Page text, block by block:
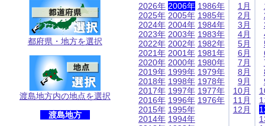
都府県・地方を選択
渡島地方内の地点を選択
渡島地方
2026年
2025年
2024年
2023年
2022年
2021年
2020年
2019年
2018年
2017年
2016年
2015年
2014年
2006年
2005年
2004年
2003年
2002年
2001年
2000年
1999年
1998年
1997年
1996年
1995年
1994年
1986年
1985年
1984年
1983年
1982年
1981年
1980年
1979年
1978年
1977年
1976年
1月
2月
3月
4月
5月
6月
7月
8月
9月
10月
11月
12月